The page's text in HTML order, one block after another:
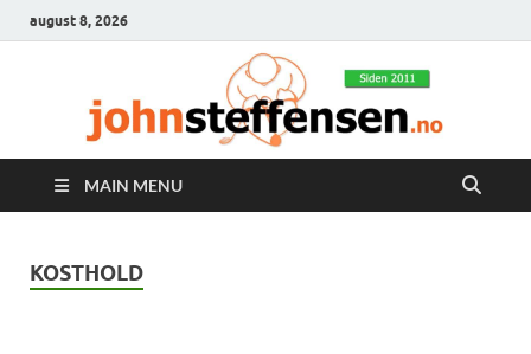
august 8, 2026
MAIN MENU
KOSTHOLD